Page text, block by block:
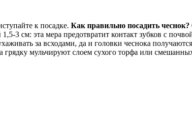
к посадке. Как правильно посадить чеснок?
3 см: эта мера предотвратит контакт зубков с
за всходами, да и головки чеснока
мульчируют слоем сухого торфа или